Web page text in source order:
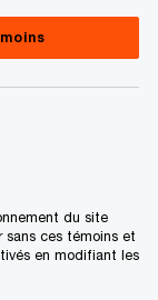
du site
sans ces témoins et
en modifiant les